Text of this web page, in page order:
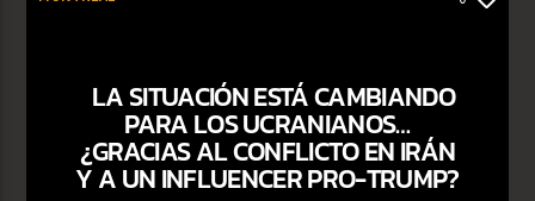
LA SITUACIÓN ESTÁ CAMBIANDO
PARA LOS UCRANIANOS…
¿GRACIAS AL CONFLICTO EN IRÁN
Y A UN INFLUENCER PRO-TRUMP?